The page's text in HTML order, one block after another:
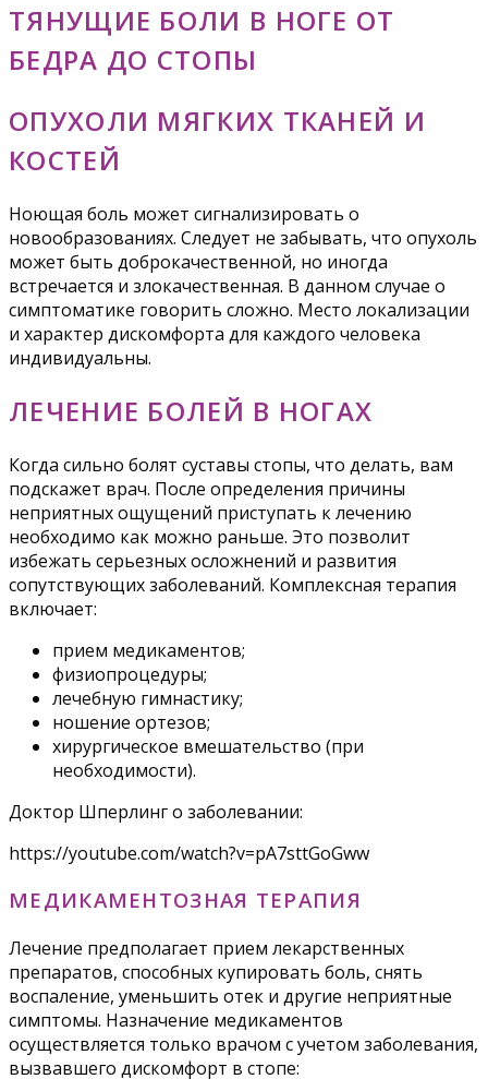
ТЯНУЩИЕ БОЛИ В НОГЕ ОТ
БЕДРА ДО СТОПЫ
ОПУХОЛИ МЯГКИХ ТКАНЕЙ И
КОСТЕЙ
Ноющая боль может сигнализировать о
новообразованиях. Следует не забывать, что опухоль
может быть доброкачественной, но иногда
встречается и злокачественная. В данном случае о
симптоматике говорить сложно. Место локализации
и характер дискомфорта для каждого человека
индивидуальны.
ЛЕЧЕНИЕ БОЛЕЙ В НОГАХ
Когда сильно болят суставы стопы, что делать, вам
подскажет врач. После определения причины
неприятных ощущений приступать к лечению
необходимо как можно раньше. Это позволит
избежать серьезных осложнений и развития
сопутствующих заболеваний. Комплексная терапия
включает:
прием медикаментов;
физиопроцедуры;
лечебную гимнастику;
ношение ортезов;
хирургическое вмешательство (при
необходимости).
Доктор Шперлинг о заболевании:
https://youtube.com/watch?v=pA7sttGoGww
МЕДИКАМЕНТОЗНАЯ ТЕРАПИЯ
Лечение предполагает прием лекарственных
препаратов, способных купировать боль, снять
воспаление, уменьшить отек и другие неприятные
симптомы. Назначение медикаментов
осуществляется только врачом с учетом заболевания,
вызвавшего дискомфорт в стопе: